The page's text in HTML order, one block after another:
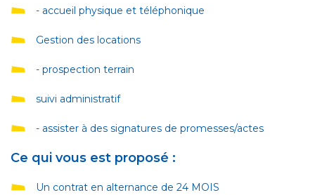
- accueil physique et téléphonique
Gestion des locations
- prospection terrain
suivi administratif
- assister à des signatures de promesses/actes
Ce qui vous est proposé :
Un contrat en alternance de 24 MOIS